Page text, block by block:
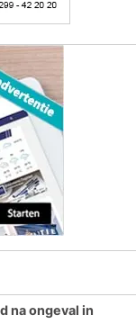
na ongeval in